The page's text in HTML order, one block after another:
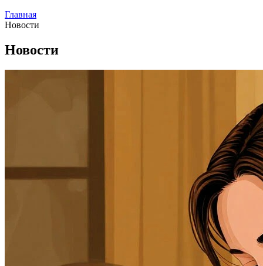
Главная
Новости
Новости